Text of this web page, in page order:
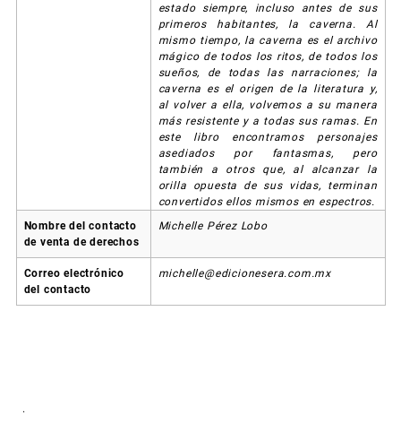
estado siempre, incluso antes de sus
primeros habitantes, la caverna. Al
mismo tiempo, la caverna es el archivo
mágico de todos los ritos, de todos los
sueños, de todas las narraciones; la
caverna es el origen de la literatura y,
al volver a ella, volvemos a su manera
más resistente y a todas sus ramas. En
este libro encontramos personajes
asediados por fantasmas, pero
también a otros que, al alcanzar la
orilla opuesta de sus vidas, terminan
convertidos ellos mismos en espectros.
Nombre del contacto
de venta de derechos
Michelle Pérez Lobo
Correo electrónico
del contacto
michelle@edicionesera.com.mx
.